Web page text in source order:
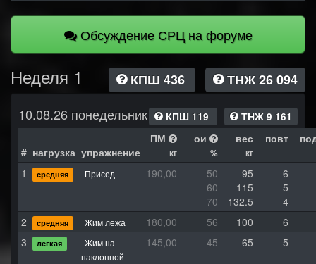
Обсуждение СРЦ на форуме
Неделя 1 КПШ 436
ТНЖ 26 094
10.08.26 понедельник
КПШ 119 ТНЖ 9 161
# нагрузка упражнение
ПМ
кг
ои
%
вес
кг
повт
1 средняя Присед 190,00 50 95
6
60
115
5
70
132.5
4
2
средняя Жим лежа 180,00 56 100
6
3
легкая
Жим на
наклонной
145,00 45 65 5